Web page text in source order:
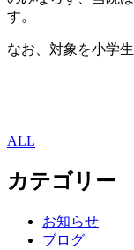
す。
なお、対象を小学
ALL
カテゴリー
お知らせ
ブログ